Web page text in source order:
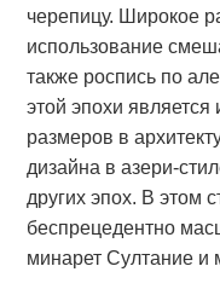
черепицу. Широкое
использование
также роспись по
этой эпохи является
размеров в
дизайна в азери-
других эпох. В этом
беспрецедентно
минарет Султание и